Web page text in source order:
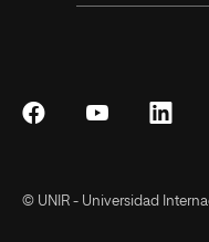
SíguenosSíguenos
© UNIR - Universidad